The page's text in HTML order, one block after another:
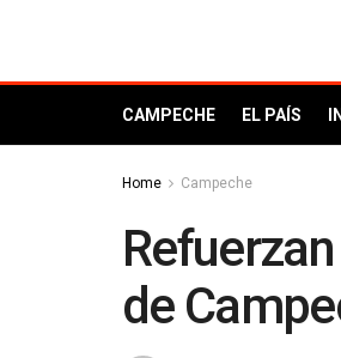
CAMPECHE EL PAÍS
Home Campeche
de